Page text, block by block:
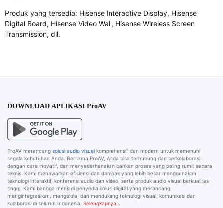
Produk yang tersedia: Hisense Interactive Display, Hisense
Digital Board, Hisense Video Wall, Hisense Wireless Screen
Transmission, dll.
DOWNLOAD APLIKASI ProAV
ProAV merancang solusi audio visual komprehensif dan modern untuk memenuhi
segala kebutuhan Anda. Bersama ProAV, Anda bisa terhubung dan berkolaborasi
dengan cara inovatif, dan menyederhanakan bahkan proses yang paling rumit secara
teknis. Kami menawarkan efisiensi dan dampak yang lebih besar menggunakan
teknologi interaktif, konferensi audio dan video, serta produk audio visual berkualitas
tinggi. Kami bangga menjadi penyedia solusi digital yang merancang,
mengintegrasikan, mengelola, dan mendukung teknologi visual, komunikasi dan
kolaborasi di seluruh Indonesia. Selengkapnya…